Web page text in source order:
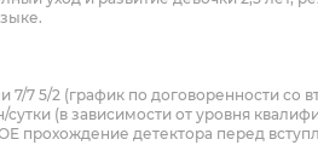
7/7 5/2 (график по договоренности со
сутки (в зависимости от уровня
прохождение детектора перед